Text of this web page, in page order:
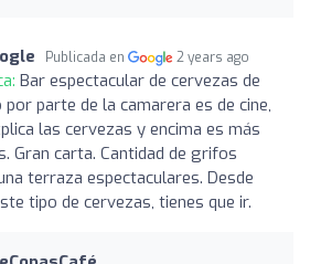
Publicada en 2 years ago
Bar espectacular de cervezas de
parte de la camarera es de cine,
las cervezas y encima es más
Gran carta. Cantidad de grifos
terraza espectaculares. Desde
tipo de cervezas, tienes que ir.